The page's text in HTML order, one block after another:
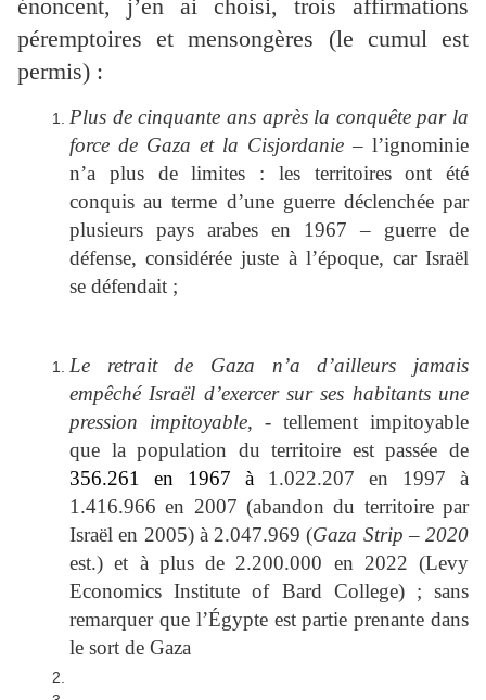
énoncent, j’en ai choisi, trois affirmations
péremptoires et mensongères (le cumul est
permis) :
Plus de cinquante ans après la conquête par la
force de Gaza et la Cisjordanie– l’ignominie
n’a plus de limites : les territoires ont été
conquis au terme d’une guerre déclenchée par
plusieurs pays arabes en 1967 – guerre de
défense, considérée juste à l’époque, car Israël
se défendait ;
Le retrait de Gaza n’a d’ailleurs jamais
empêché Israël d’exercer sur ses habitants une
pression impitoyable, - tellement impitoyable
que la population du territoire est passée de
356.261 en 1967 à 1.022.207 en 1997 à
1.416.966 en 2007 (abandon du territoire par
Israël en 2005) à 2.047.969 (Gaza Strip – 2020
est.) et à plus de 2.200.000 en 2022 (Levy
Economics Institute of Bard College) ; sans
remarquer que l’Égypte est partie prenante dans
le sort de Gaza